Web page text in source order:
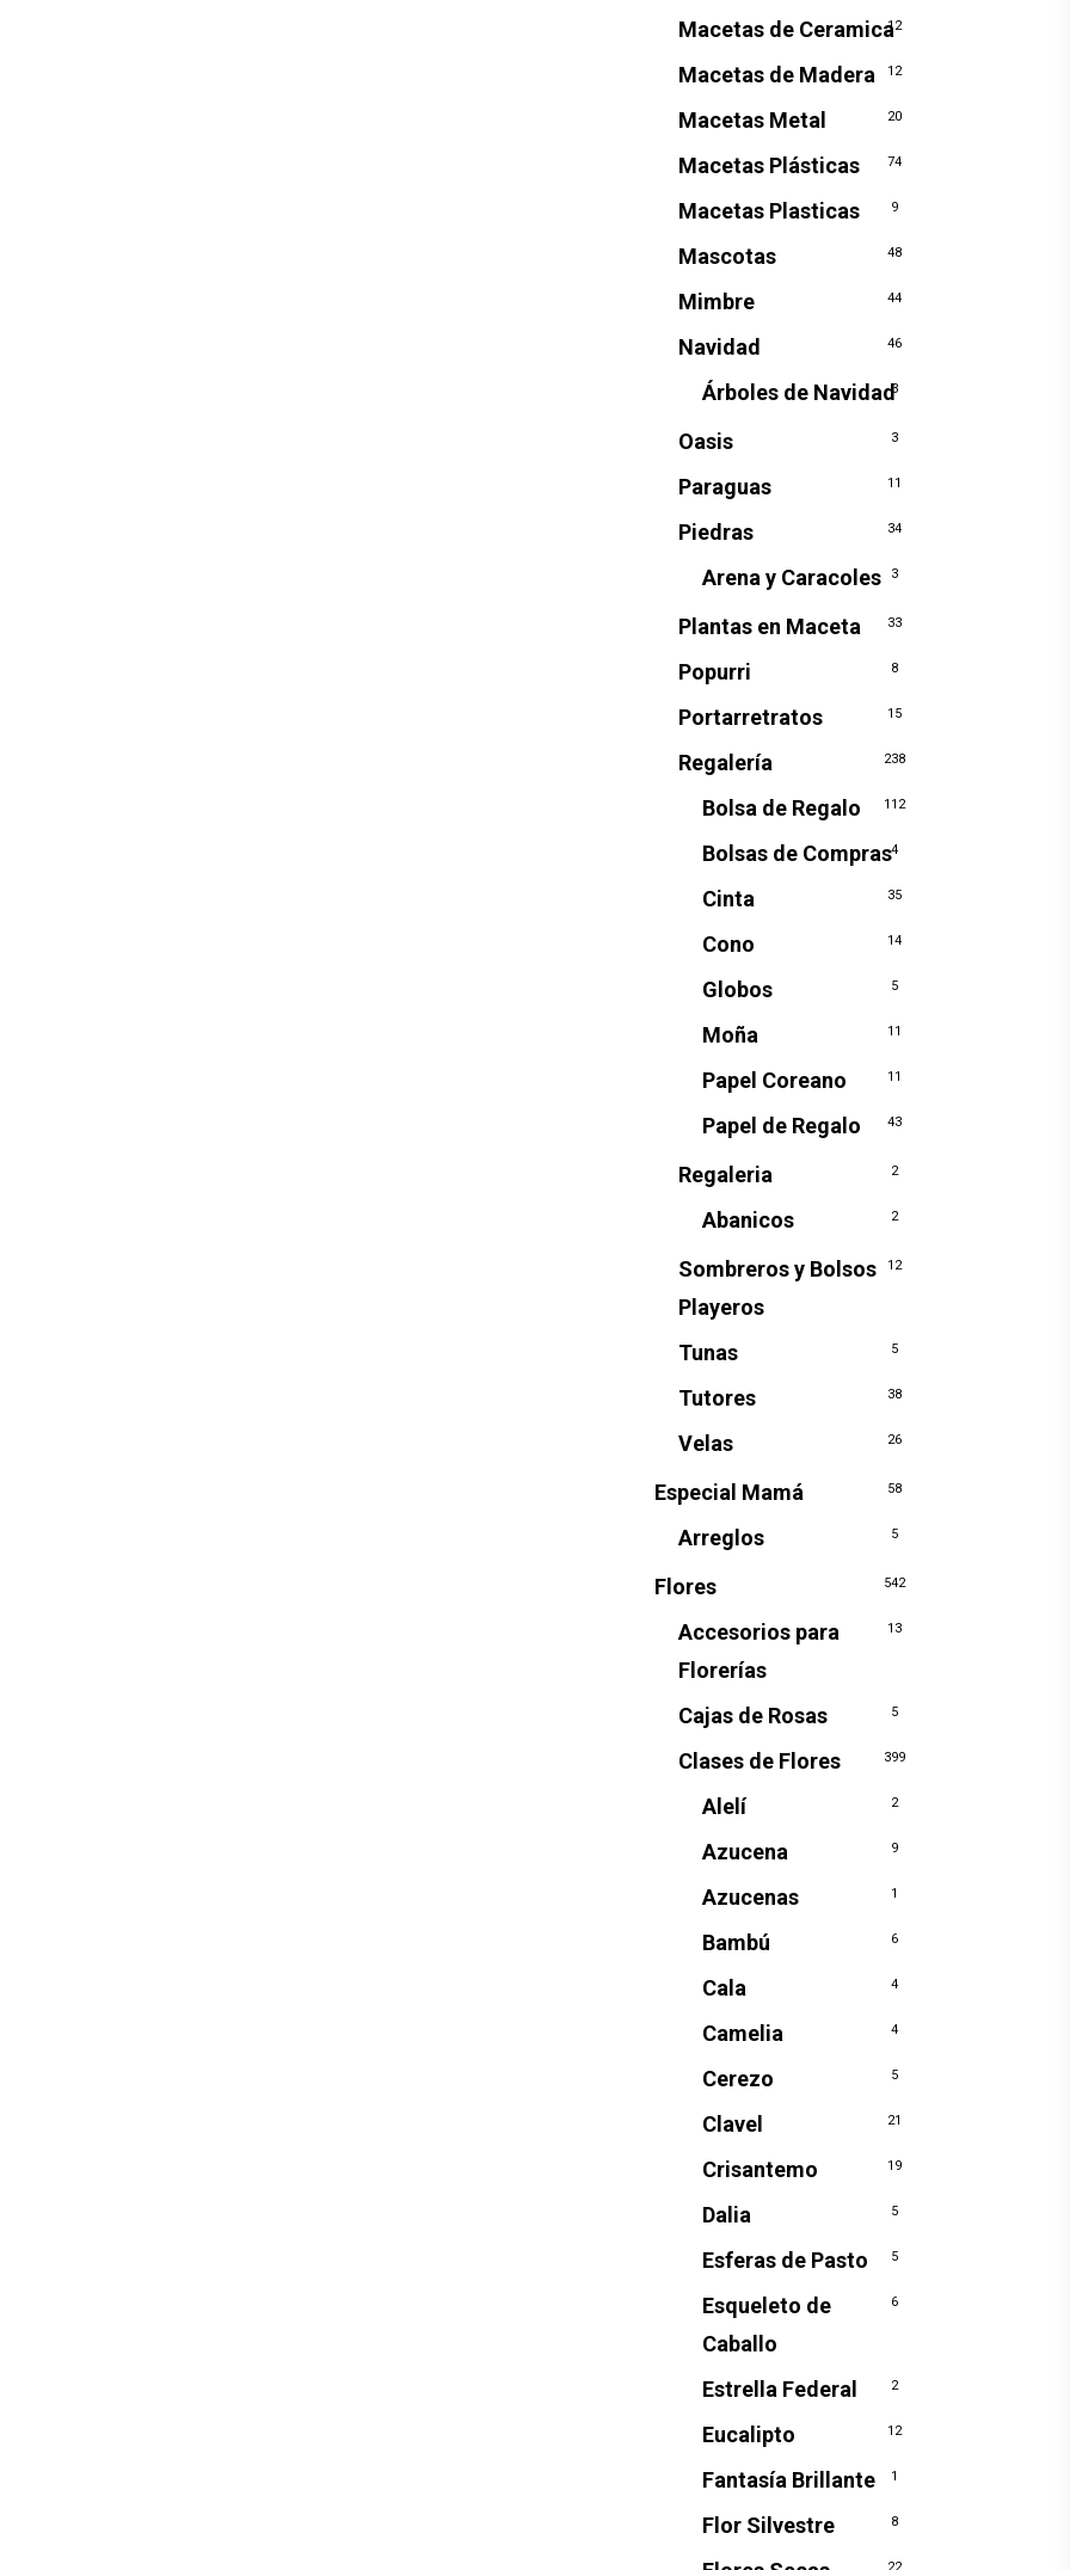
Macetas de Ceramica12
Macetas de Madera 12
Macetas Metal 20
Macetas Plásticas 74
Macetas Plasticas 9
Mascotas 48
Mimbre 44
Navidad 46
Árboles de Navidad3
Oasis 3
Paraguas 11
Piedras 34
Arena y Caracoles 3
Plantas en Maceta 33
Popurri 8
Portarretratos 15
Regalería 238
Bolsa de Regalo 112
Bolsas de Compras4
Cinta 35
Cono 14
Globos 5
Moña 11
Papel Coreano 11
Papel de Regalo 43
Regaleria 2
Abanicos 2
Sombreros y Bolsos
Playeros
12
Tunas 5
Tutores 38
Velas 26
Especial Mamá 58
Arreglos 5
Flores 542
Accesorios para
Florerías
13
Cajas de Rosas 5
Clases de Flores 399
Alelí 2
Azucena 9
Azucenas 1
Bambú 6
Cala 4
Camelia 4
Cerezo 5
Clavel 21
Crisantemo 19
Dalia 5
Esferas de Pasto 5
Esqueleto de
Caballo
6
Estrella Federal 2
Eucalipto 12
Fantasía Brillante 1
Flor Silvestre 8